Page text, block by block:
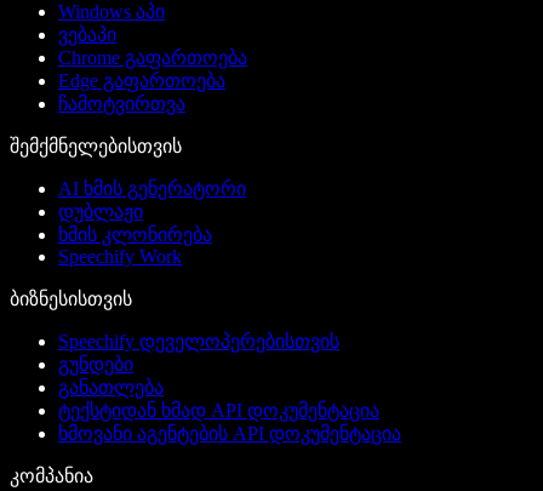
Windows აპი
ვებაპი
Chrome გაფართოება
Edge გაფართოება
ჩამოტვირთვა
შემქმნელებისთვის
AI ხმის გენერატორი
დუბლაჟი
ხმის კლონირება
Speechify Work
ბიზნესისთვის
Speechify დეველოპერებისთვის
გუნდები
განათლება
ტექსტიდან ხმად API დოკუმენტაცია
ხმოვანი აგენტების API დოკუმენტაცია
კომპანია